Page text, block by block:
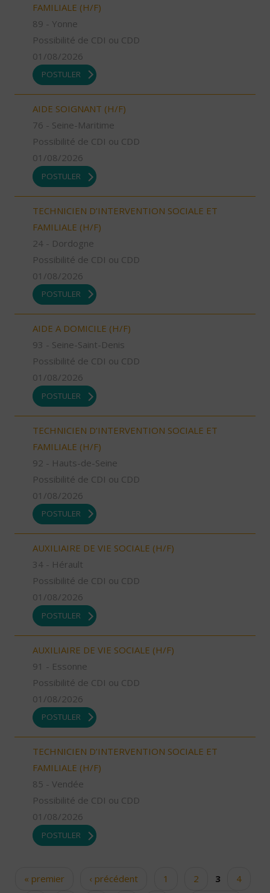
FAMILIALE (H/F)
89 - Yonne
Possibilité de CDI ou CDD
01/08/2026
POSTULER
AIDE SOIGNANT (H/F)
76 - Seine-Maritime
Possibilité de CDI ou CDD
01/08/2026
POSTULER
TECHNICIEN D’INTERVENTION SOCIALE ET
FAMILIALE (H/F)
24 - Dordogne
Possibilité de CDI ou CDD
01/08/2026
POSTULER
AIDE A DOMICILE (H/F)
93 - Seine-Saint-Denis
Possibilité de CDI ou CDD
01/08/2026
POSTULER
TECHNICIEN D’INTERVENTION SOCIALE ET
FAMILIALE (H/F)
92 - Hauts-de-Seine
Possibilité de CDI ou CDD
01/08/2026
POSTULER
AUXILIAIRE DE VIE SOCIALE (H/F)
34 - Hérault
Possibilité de CDI ou CDD
01/08/2026
POSTULER
AUXILIAIRE DE VIE SOCIALE (H/F)
91 - Essonne
Possibilité de CDI ou CDD
01/08/2026
POSTULER
TECHNICIEN D’INTERVENTION SOCIALE ET
FAMILIALE (H/F)
85 - Vendée
Possibilité de CDI ou CDD
01/08/2026
POSTULER
Pages« premier ‹ précédent 1 2 3
4